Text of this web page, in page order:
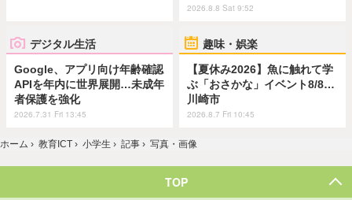
2026.8.8 Sat 9:52
デジタル生活
Google、アプリ向け年齢確認
APIを年内に世界展開…未成年
者保護を強化
2026.7.31 Fri 13:45
趣味・娯楽
【夏休み2026】魚に触れて学
ぶ「おさかな」イベント8/8…
川崎市
2026.8.7 Fri 10:45
ホーム › 教育ICT › 小学生 › 記事 › 写真・画像
TOP